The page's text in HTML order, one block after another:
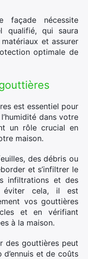
façade nécessite
qualifié, qui saura
et assurer
optimale de
est essentiel pour
dans votre
un rôle crucial en
maison.
des débris ou
et s’infiltrer le
infiltrations et des
éviter cela, il est
vos gouttières
et en vérifiant
à la maison.
des gouttières peut
et de coûts